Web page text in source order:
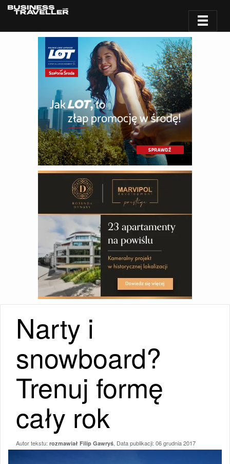
Narty i
snowboard?
Trenuj formę
cały rok
Autor tekstu: rozmawiał Filip Gawryś , Data publikacji: 06 grudnia 2017